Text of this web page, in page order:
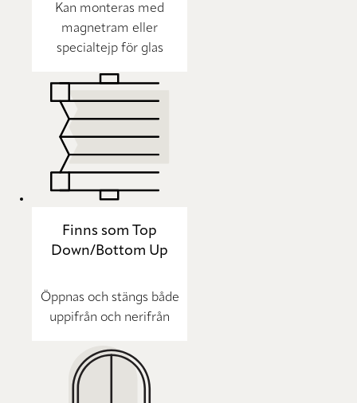
Kan monteras med
magnetram eller
specialtejp för glas
Finns som Top
Down/Bottom Up
Öppnas och stängs både
uppifrån och nerifrån